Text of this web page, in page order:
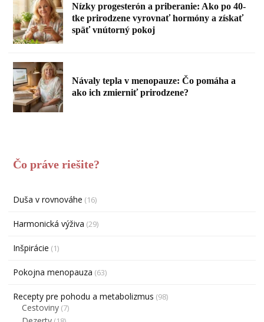
Nízky progesterón a priberanie: Ako po 40-
tke prirodzene vyrovnať hormóny a získať
späť vnútorný pokoj
Návaly tepla v menopauze: Čo pomáha a
ako ich zmierniť prirodzene?
Čo práve riešite?
Duša v rovnováhe (16)
Harmonická výživa (29)
Inšpirácie (1)
Pokojna menopauza (63)
Recepty pre pohodu a metabolizmus (98)
Cestoviny (7)